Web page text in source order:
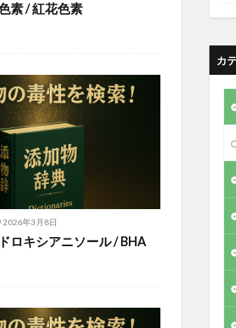
素 / 紅花色素
2026年3月8日
ロキシアニソール / BHA
カ